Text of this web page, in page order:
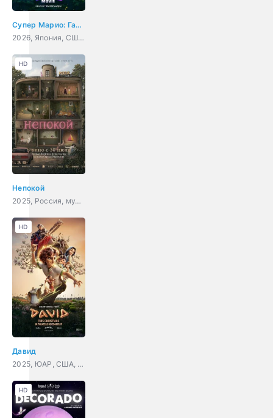
Супер Марио: Галактическое кино
2026, Япония, США, мультфильм, фэнтези, комедия, приключения, семейный
Непокой
2025, Россия, мультфильм, триллер, фантастика
HD
Давид
2025, ЮАР, США, мультфильм, мюзикл, драма, приключения, семейный
HD
HD